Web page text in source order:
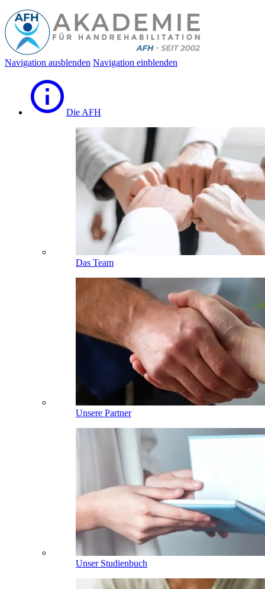
Navigation ausblenden Navigation einblenden
Die AFH
Das Team
Unsere Partner
Unser Studienbuch